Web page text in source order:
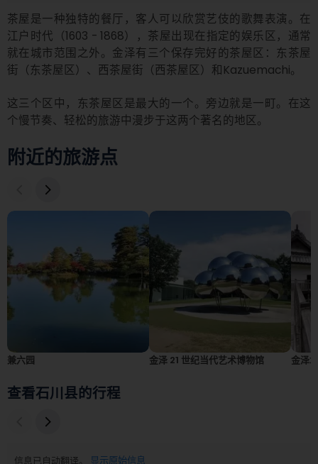
茶屋是一种独特的餐厅，客人可以欣赏艺伎的歌舞表演。在
江户时代（1603 - 1868），茶屋出现在指定的娱乐区，通常
就在城市范围之外。金泽有三个保存完好的茶屋区：东茶屋
街（东茶屋区）、西茶屋街（西茶屋区）和Kazuemachi。
这三个区中，东茶屋区是最大的一个。旁边就是一町。在这
个慢节奏、轻松的旅游中漫步于这两个著名的地区。
附近的旅游点
兼六园 金泽 21 世纪当代艺术博物馆 金泽
查看石川县的行程
信息已自动翻译。 显示原始信息